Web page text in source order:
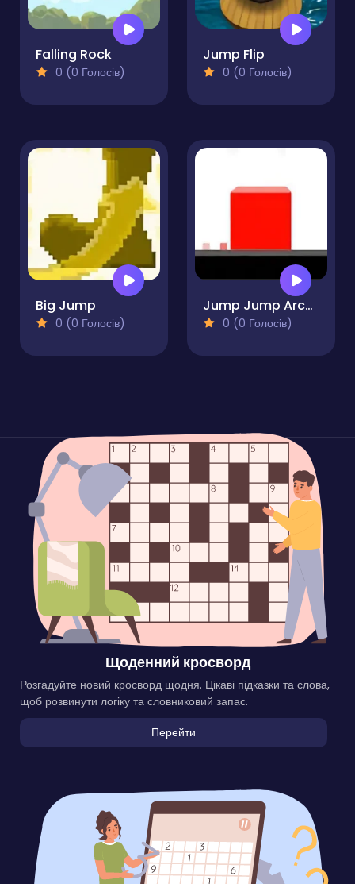
Falling Rock
0 (0 Голосів)
Jump Flip
0 (0 Голосів)
Big Jump
0 (0 Голосів)
Jump Jump Arcade
0 (0 Голосів)
Щоденний кросворд
Розгадуйте новий кросворд щодня. Цікаві підказки та слова,
щоб розвинути логіку та словниковий запас.
Перейти